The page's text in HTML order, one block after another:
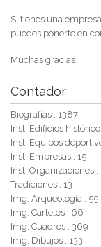
Si tienes una
puedes ponerte en
Muchas gracias
Contador
Biografías : 1387
Inst. Edificios
Inst. Equipos
Inst. Empresas : 15
Inst. Organizaciones :
Tradiciones : 13
Img. Arqueología : 55
Img. Carteles : 66
Img. Cuadros : 369
Img. Dibujos : 133